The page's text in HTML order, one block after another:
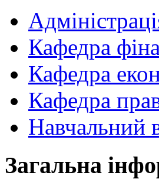
Кафедра
Кафедра
Кафедра
Навчальний
Загальна